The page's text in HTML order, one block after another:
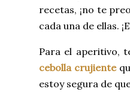
recetas, ¡no te
cada una de ellas.
Para el aperitivo,
cebolla crujiente
estoy segura de